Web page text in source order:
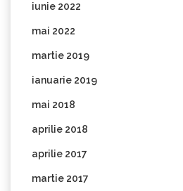
iunie 2022
mai 2022
martie 2019
ianuarie 2019
mai 2018
aprilie 2018
aprilie 2017
martie 2017